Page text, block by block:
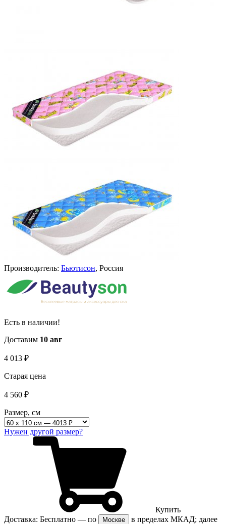
Производитель: Бьютисон, Россия
Есть в наличии!
Доставим 10 авг
4 013 ₽
Старая цена
4 560 ₽
Размер, см
Нужен другой размер?
Купить
Доставка: Бесплатно — по Москве
в пределах МКАД; далее